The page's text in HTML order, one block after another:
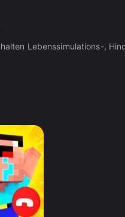
Lebenssimulations-,